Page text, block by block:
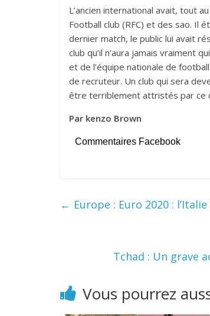
L’ancien international avait, tout
Football club (RFC) et des sao. Il
dernier match, le public lui avait
club qu’il n’aura jamais vraiment
et de l’équipe nationale de
de recruteur. Un club qui sera
être terriblement attristés par ce
Par kenzo Brown
Commentaires Facebook
← Europe : Euro 2020 :
Tchad : Un grave
Vous pourrez